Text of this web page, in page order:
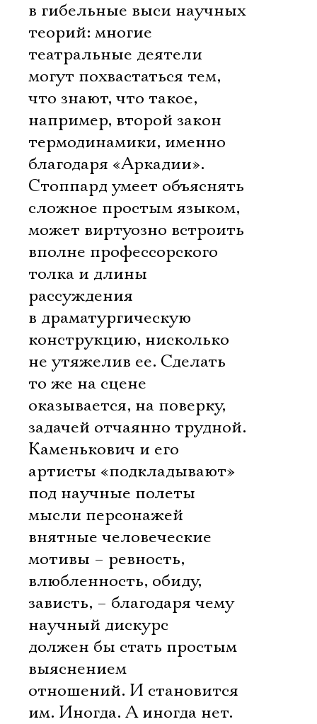
в гибельные выси научных
теорий: многие
театральные деятели
могут похвастаться тем,
что знают, что такое,
например, второй закон
термодинамики, именно
благодаря «Аркадии».
Стоппард умеет объяснять
сложное простым языком,
может виртуозно встроить
вполне профессорского
толка и длины
рассуждения
в драматургическую
конструкцию, нисколько
не утяжелив ее. Сделать
то же на сцене
оказывается, на поверку,
задачей отчаянно трудной.
Каменькович и его
артисты «подкладывают»
под научные полеты
мысли персонажей
внятные человеческие
мотивы – ревность,
влюбленность, обиду,
зависть, – благодаря чему
научный дискурс
должен бы стать простым
выяснением
отношений. И становится
им. Иногда. А иногда нет.
Электропочта
Имя
Ознакомиться